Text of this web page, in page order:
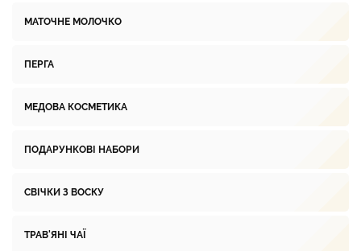
МАТОЧНЕ МОЛОЧКО
ПЕРГА
МЕДОВА КОСМЕТИКА
ПОДАРУНКОВІ НАБОРИ
СВІЧКИ З ВОСКУ
ТРАВ'ЯНІ ЧАЇ